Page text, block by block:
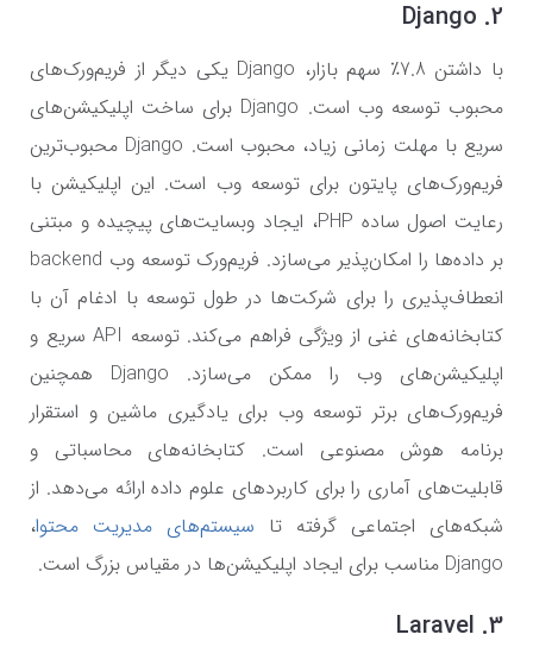
2. Django
با داشتن 7.8٪ سهم بازار، Django یکی دیگر از فریم‌ورک‌های
محبوب توسعه وب است. Django برای ساخت اپلیکیشن‌های
سریع با مهلت زمانی زیاد، محبوب است. Django محبوب‌ترین
فریم‌ورک‌های پایتون برای توسعه وب است. این اپلیکیشن با
رعایت اصول ساده PHP، ایجاد وبسایت‌های پیچیده و مبتنی
بر داده‌ها را امکان‌پذیر می‌سازد. فریم‌ورک توسعه وب backend
انعطاف‌پذیری را برای شرکت‌ها در طول توسعه با ادغام آن با
کتابخانه‌های غنی از ویژگی فراهم می‌کند. توسعه API سریع و
اپلیکیشن‌های وب را ممکن می‌سازد. Django همچنین
فریم‌ورک‌های برتر توسعه وب برای یادگیری ماشین و استقرار
برنامه هوش مصنوعی است. کتابخانه‌های محاسباتی و
قابلیت‌های آماری را برای کاربردهای علوم داده ارائه می‌دهد. از
شبکه‌های اجتماعی گرفته تا سیستم‌های مدیریت محتوا،
Django مناسب برای ایجاد اپلیکیشن‌ها در مقیاس بزرگ است.
3. Laravel